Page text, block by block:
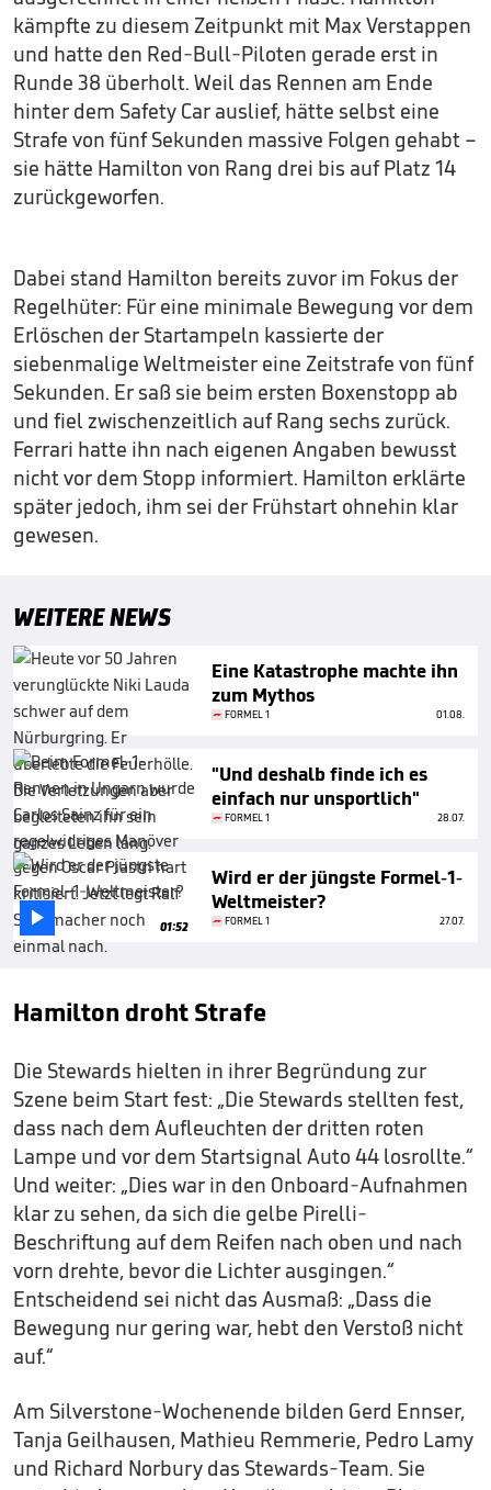
kämpfte zu diesem Zeitpunkt mit Max Verstappen
und hatte den Red-Bull-Piloten gerade erst in
Runde 38 überholt. Weil das Rennen am Ende
hinter dem Safety Car auslief, hätte selbst eine
Strafe von fünf Sekunden massive Folgen gehabt –
sie hätte Hamilton von Rang drei bis auf Platz 14
zurückgeworfen.
Dabei stand Hamilton bereits zuvor im Fokus der
Regelhüter: Für eine minimale Bewegung vor dem
Erlöschen der Startampeln kassierte der
siebenmalige Weltmeister eine Zeitstrafe von fünf
Sekunden. Er saß sie beim ersten Boxenstopp ab
und fiel zwischenzeitlich auf Rang sechs zurück.
Ferrari hatte ihn nach eigenen Angaben bewusst
nicht vor dem Stopp informiert. Hamilton erklärte
später jedoch, ihm sei der Frühstart ohnehin klar
gewesen.
WEITERE NEWS
Eine Katastrophe machte ihn
zum Mythos
FORMEL 1 01.08.
"Und deshalb finde ich es
einfach nur unsportlich"
FORMEL 1 28.07.
 01:52
Wird er der jüngste Formel-1-
Weltmeister?
FORMEL 1 27.07.
Hamilton droht Strafe
Die Stewards hielten in ihrer Begründung zur
Szene beim Start fest: „Die Stewards stellten fest,
dass nach dem Aufleuchten der dritten roten
Lampe und vor dem Startsignal Auto 44 losrollte.“
Und weiter: „Dies war in den Onboard-Aufnahmen
klar zu sehen, da sich die gelbe Pirelli-
Beschriftung auf dem Reifen nach oben und nach
vorn drehte, bevor die Lichter ausgingen.“
Entscheidend sei nicht das Ausmaß: „Dass die
Bewegung nur gering war, hebt den Verstoß nicht
auf.“
Am Silverstone-Wochenende bilden Gerd Ennser,
Tanja Geilhausen, Mathieu Remmerie, Pedro Lamy
und Richard Norbury das Stewards-Team. Sie